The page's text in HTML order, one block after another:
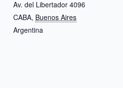
Av. del Libertador 4096
CABA, Buenos Aires
Argentina